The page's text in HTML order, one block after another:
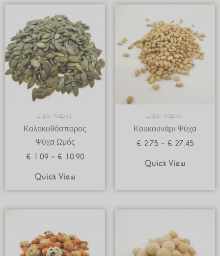
Ξηροί Καρποί
Κολοκυθόσπορος
Ψύχα Ωμός
€ 1.09 – € 10.90
€ 1.09
through
€ 10.90
Quick View
Ξηροί Καρποί
Κουκουνάρι Ψύχα
€ 2.75 – € 27.45
€ 2.75
through
€ 27.45
Quick View
through
€ 17.90
€ 42.80